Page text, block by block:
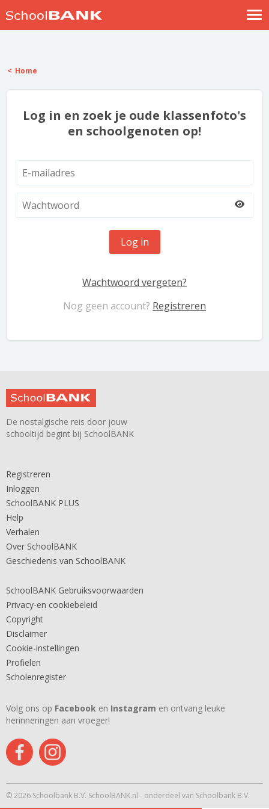
Help
Home
Log in en zoek je oude klassenfoto's
en schoolgenoten op!
Log in
Wachtwoord vergeten?
Nog geen account? Registreren
De nostalgische reis door jouw
schooltijd begint bij SchoolBANK
Registreren
Inloggen
SchoolBANK PLUS
Help
Verhalen
Over SchoolBANK
Geschiedenis van SchoolBANK
SchoolBANK Gebruiksvoorwaarden
Privacy-en cookiebeleid
Copyright
Disclaimer
Cookie-instellingen
Profielen
Scholenregister
Volg ons op Facebook en Instagram en ontvang leuke
herinneringen aan vroeger!
© 2026 Schoolbank B.V. SchoolBANK.nl - onderdeel van Schoolbank B.V.